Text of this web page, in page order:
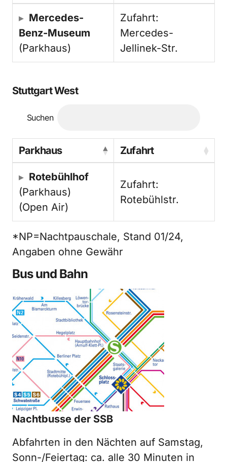
Mercedes-
Benz-Museum
(Parkhaus)
Zufahrt:
Mercedes-
Jellinek-Str.
Stuttgart West
Suchen
Parkhaus Zufahrt
Rotebühlhof
(Parkhaus)
(Open Air)
Zufahrt:
Rotebühlstr.
*NP=Nachtpauschale, Stand 01/24,
Angaben ohne Gewähr
Bus und Bahn
Nachtbusse der SSB
Abfahrten in den Nächten auf Samstag,
Sonn-/Feiertag: ca. alle 30 Minuten in